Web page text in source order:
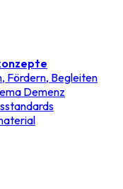
Fördern, Begleiten
Demenz